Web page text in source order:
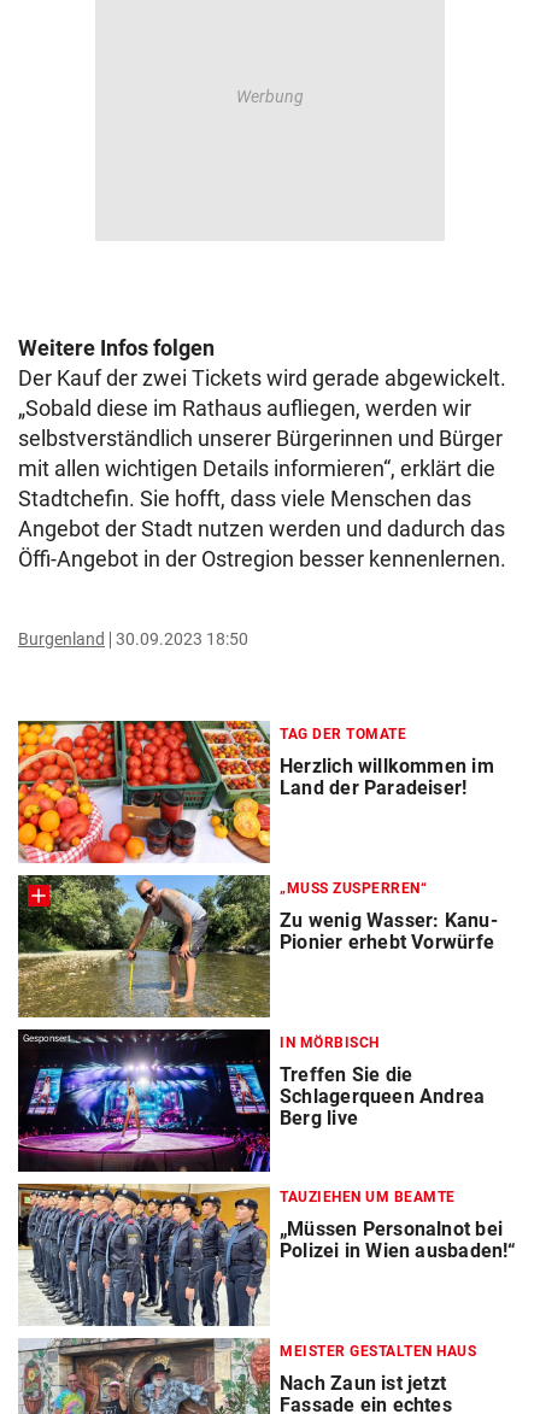
Weitere Infos folgen
Der Kauf der zwei Tickets wird gerade abgewickelt.
„Sobald diese im Rathaus aufliegen, werden wir
selbstverständlich unserer Bürgerinnen und Bürger
mit allen wichtigen Details informieren“, erklärt die
Stadtchefin. Sie hofft, dass viele Menschen das
Angebot der Stadt nutzen werden und dadurch das
Öffi-Angebot in der Ostregion besser kennenlernen.
Burgenland 30.09.2023 18:50
TAG DER TOMATE
Herzlich willkommen im
Land der Paradeiser!
„MUSS ZUSPERREN“
Zu wenig Wasser: Kanu-
Pionier erhebt Vorwürfe
Gesponsert IN MÖRBISCH
Treffen Sie die
Schlagerqueen Andrea
Berg live
TAUZIEHEN UM BEAMTE
„Müssen Personalnot bei
Polizei in Wien ausbaden!“
MEISTER GESTALTEN HAUS
Nach Zaun ist jetzt
Fassade ein echtes